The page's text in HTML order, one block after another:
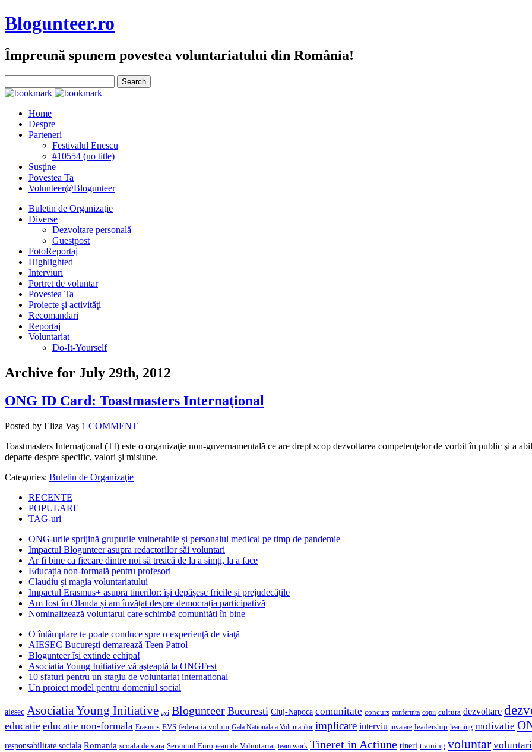
Blogunteer.ro
Împreună spunem povestea voluntariatului din România!
Home
Despre
Parteneri
Festivalul Enescu
#10554 (no title)
Susţine
Povestea Ta
Volunteer@Blogunteer
Buletin de Organizaţie
Diverse
Dezvoltare personală
Guestpost
FotoReportaj
Highlighted
Interviuri
Portret de voluntar
Povestea Ta
Proiecte şi activităţi
Recomandari
Reportaj
Voluntariat
Do-It-Yourself
Archive for July 29th, 2012
ONG ID Card: Toastmasters Internaţional
Posted by Eliza Vaş 1 COMMENT
Toastmasters Internaţional (TI) este o organizaţie non-guvernamentală ce are drept scop dezvoltarea competenţelor de vorbit în public şi a
departe despre specific, valori şi misiune.
Categories: Buletin de Organizaţie
RECENTE
POPULARE
TAG-uri
ONG-urile sprijină grupurile vulnerabile și personalul medical pe timp de pandemie
Impactul Blogunteer asupra redactorilor săi voluntari
Ar fi bine ca fiecare dintre noi să treacă de la a simți, la a face
Educația non-formală pentru profesori
Claudiu și magia voluntariatului
Impactul Erasmus+ asupra tinerilor: își depășesc fricile și prejudecățile
Am fost în Olanda și am învățat despre democrația participativă
Nominalizează voluntarul care schimbă comunități în bine
O întâmplare te poate conduce spre o experienţă de viaţă
AIESEC Bucureşti demarează Teen Patrol
Blogunteer îşi extinde echipa!
Asociatia Young Initiative vă aşteaptă la ONGFest
10 sfaturi pentru un stagiu de voluntariat international
Un proiect model pentru domeniul social
aiesec Asociatia Young Initiative ayi Blogunteer Bucuresti Cluj-Napoca comunitate concurs conferinta copii cultura dezvoltare
educatie educatie non-formala Erasmus EVS federatia volum Gala Nationala a Voluntarilor implicare interviu invatare leadership learning motivatie
responsabilitate sociala Romania scoala de vara Serviciul European de Voluntariat team work Tineret in Actiune tineri training voluntar voluntari